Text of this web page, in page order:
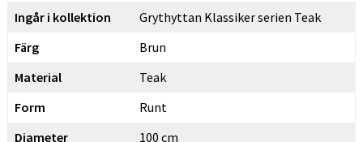
Ingår i kollektion
Grythyttan Klassiker serien Teak
Färg
Brun
Material
Teak
Form
Runt
Diameter
100 cm